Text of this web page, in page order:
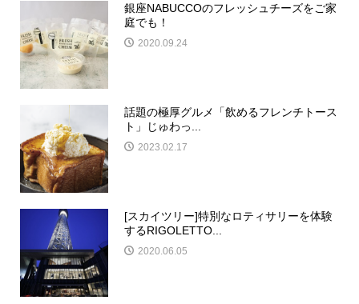
銀座NABUCCOのフレッシュチーズをご家
庭でも！
2020.09.24
話題の極厚グルメ「飲めるフレンチトース
ト」じゅわっ...
2023.02.17
[スカイツリー]特別なロティサリーを体験
するRIGOLETTO...
2020.06.05